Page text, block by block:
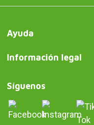
Ayuda
Información legal
Síguenos